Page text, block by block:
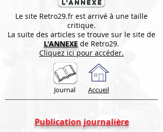
Le site Retro29.fr est arrivé à une taille
critique.
La suite des articles se trouve sur le site de
L'ANNEXE de Retro29.
Cliquez ici pour accéder.
Journal Accueil
Publication journalière